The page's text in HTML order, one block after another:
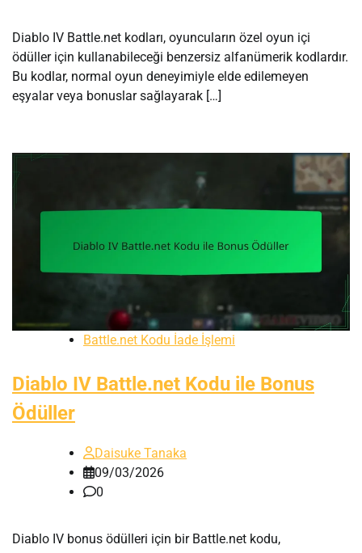
Diablo IV Battle.net kodları, oyuncuların özel oyun içi
ödüller için kullanabileceği benzersiz alfanümerik kodlardır.
Bu kodlar, normal oyun deneyimiyle elde edilemeyen
eşyalar veya bonuslar sağlayarak […]
Battle.net Kodu İade İşlemi
Diablo IV Battle.net Kodu ile Bonus
Ödüller
Daisuke Tanaka
09/03/2026
0
Diablo IV bonus ödülleri için bir Battle.net kodu,